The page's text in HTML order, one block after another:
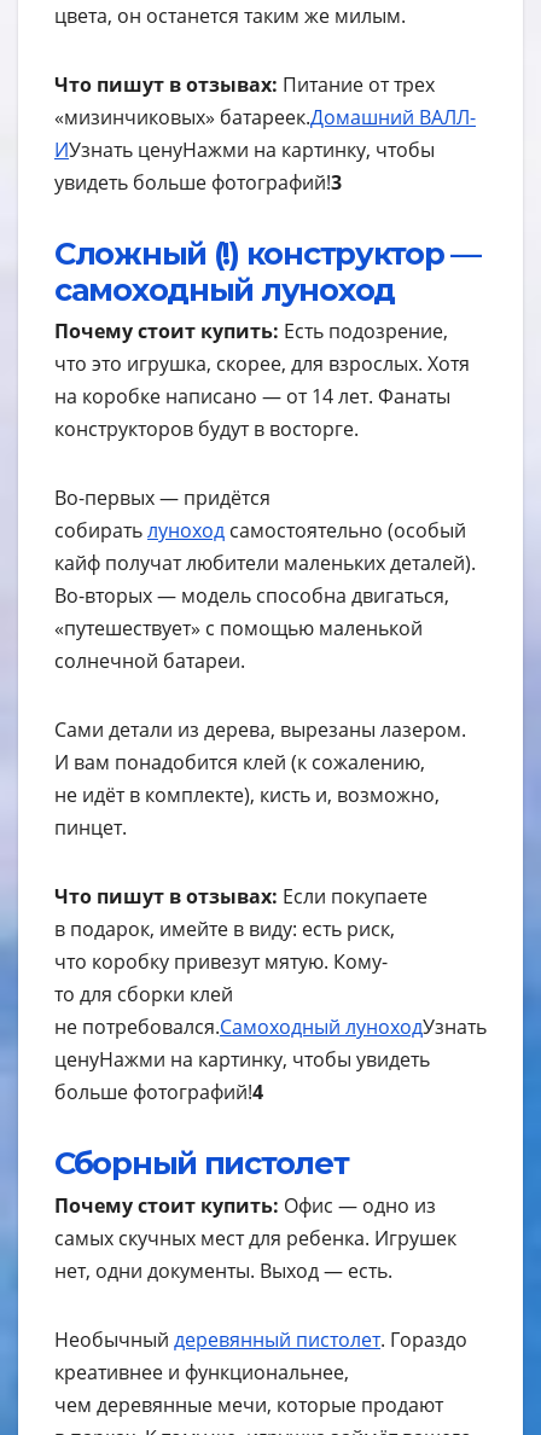
цвета, он останется таким же милым.
Что пишут в отзывах: Питание от трех
«мизинчиковых» батареек.Домашний ВАЛЛ-
ИУзнать ценуНажми на картинку, чтобы
увидеть больше фотографий!3
Сложный (!) конструктор —
самоходный луноход
Почему стоит купить: Есть подозрение,
что это игрушка, скорее, для взрослых. Хотя
на коробке написано — от 14 лет. Фанаты
конструкторов будут в восторге.
Во-первых — придётся
собиратьлуноход самостоятельно (особый
кайф получат любители маленьких деталей).
Во-вторых — модель способна двигаться,
«путешествует» с помощью маленькой
солнечной батареи.
Сами детали из дерева, вырезаны лазером.
И вам понадобится клей (к сожалению,
не идёт в комплекте), кисть и, возможно,
пинцет.
Что пишут в отзывах: Если покупаете
в подарок, имейте в виду: есть риск,
что коробку привезут мятую. Кому-
то для сборки клей
не потребовался.Самоходный луноходУзнать
ценуНажми на картинку, чтобы увидеть
больше фотографий!4
Сборный пистолет
Почему стоит купить: Офис — одно из
самых скучных мест для ребенка. Игрушек
нет, одни документы. Выход — есть.
Необычный деревянный пистолет. Гораздо
креативнее и функциональнее,
чем деревянные мечи, которые продают